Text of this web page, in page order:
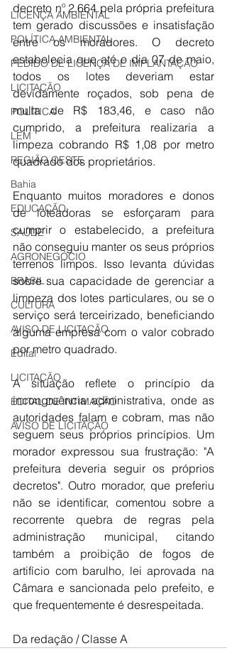
LICENÇA AMBIENTAL
POLÍTICA AMBIENTAL
PEDIDO DE LICENÇA DE IMPLANTAÇÃO
LICITAÇÃO
POLÍTICA
LEM
REGIÃO OESTE
Bahia
EDUCAÇÃO
SAÚDE
AGRONEGÓCIO
BRASIL
CULTURA
AVISO DE LICITAÇÃO
Edital
LICITAÇÃO
EDITAL DE INTIMAÇÃO
AVISO DE LICITAÇÃO
decreto nº 2.664 pela própria prefeitura
tem gerado discussões e insatisfação
entre os moradores. O decreto
estabelecia que até o dia 07 de maio,
todos os lotes deveriam estar
devidamente roçados, sob pena de
multa de R$ 183,46, e caso não
cumprido, a prefeitura realizaria a
limpeza cobrando R$ 1,08 por metro
quadrado dos proprietários.
Enquanto muitos moradores e donos
de loteadoras se esforçaram para
cumprir o estabelecido, a prefeitura
não conseguiu manter os seus próprios
terrenos limpos. Isso levanta dúvidas
sobre sua capacidade de gerenciar a
limpeza dos lotes particulares, ou se o
serviço será terceirizado, beneficiando
alguma empresa com o valor cobrado
por metro quadrado.
A situação reflete o princípio da
incongruência administrativa, onde as
autoridades falam e cobram, mas não
seguem seus próprios princípios. Um
morador expressou sua frustração: "A
prefeitura deveria seguir os próprios
decretos". Outro morador, que preferiu
não se identificar, comentou sobre a
recorrente quebra de regras pela
administração municipal, citando
também a proibição de fogos de
artifício com barulho, lei aprovada na
Câmara e sancionada pelo prefeito, e
que frequentemente é desrespeitada.
Da redação / Classe A